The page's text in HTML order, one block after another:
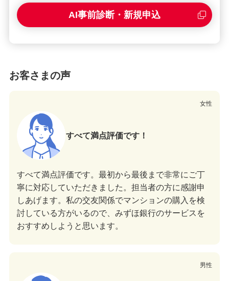
AI事前診断・新規申込
お客さまの声
女性
すべて満点評価です！
すべて満点評価です。最初から最後まで非常にご丁
寧に対応していただきました。担当者の方に感謝申
しあげます。私の交友関係でマンションの購入を検
討している方がいるので、みずほ銀行のサービスを
おすすめしようと思います。
男性